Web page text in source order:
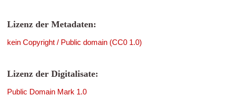
Lizenz der Metadaten:
kein Copyright / Public domain (CC0 1.0)
Lizenz der Digitalisate:
Public Domain Mark 1.0